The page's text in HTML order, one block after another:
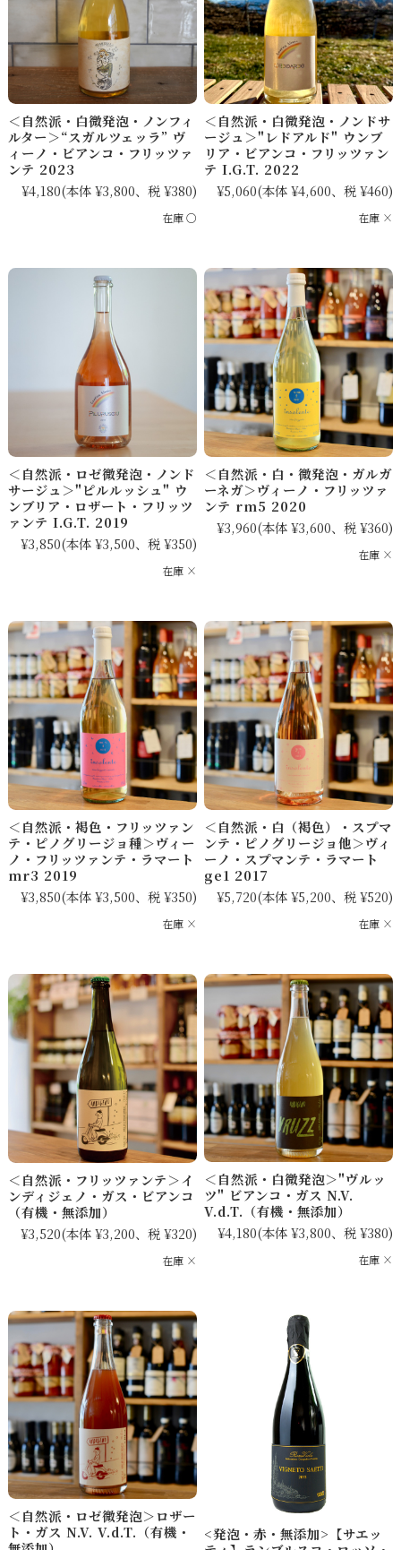
＜自然派・白微発泡・ノンフィ
ルター＞“スガルツェッラ” ヴ
ィーノ・ビアンコ・フリッツァ
ンテ 2023
¥4,180(本体 ¥3,800、税 ¥380)
在庫 ○
＜自然派・白微発泡・ノンドサ
ージュ＞"レドアルド" ウンブ
リア・ビアンコ・フリッツァン
テ I.G.T. 2022
¥5,060(本体 ¥4,600、税 ¥460)
在庫 ×
＜自然派・ロゼ微発泡・ノンド
サージュ＞"ピルルッシュ" ウ
ンブリア・ロザート・フリッツ
ァンテ I.G.T. 2019
¥3,850(本体 ¥3,500、税 ¥350)
在庫 ×
＜自然派・白・微発泡・ガルガ
ーネガ＞ヴィーノ・フリッツァ
ンテ rm5 2020
¥3,960(本体 ¥3,600、税 ¥360)
在庫 ×
＜自然派・褐色・フリッツァン
テ・ピノグリージョ種＞ヴィー
ノ・フリッツァンテ・ラマート
mr3 2019
¥3,850(本体 ¥3,500、税 ¥350)
在庫 ×
＜自然派・白（褐色）・スプマ
ンテ・ピノグリージョ他＞ヴィ
ーノ・スプマンテ・ラマート
ge1 2017
¥5,720(本体 ¥5,200、税 ¥520)
在庫 ×
＜自然派・フリッツァンテ＞イ
ンディジェノ・ガス・ビアンコ
（有機・無添加）
¥3,520(本体 ¥3,200、税 ¥320)
在庫 ×
＜自然派・白微発泡＞"ヴルッ
ツ" ビアンコ・ガス N.V.
V.d.T.（有機・無添加）
¥4,180(本体 ¥3,800、税 ¥380)
在庫 ×
＜自然派・ロゼ微発泡＞ロザー
ト・ガス N.V. V.d.T.（有機・
<発泡・赤・無添加>【サエッ